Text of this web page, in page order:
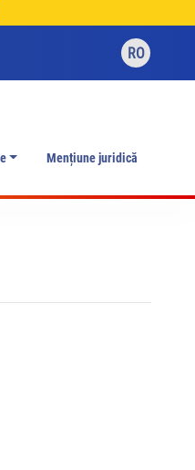
RO
Mențiune juridică